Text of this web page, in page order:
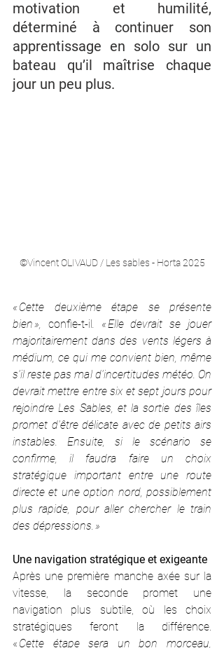
motivation et humilité,
déterminé à continuer son
apprentissage en solo sur un
bateau qu’il maîtrise chaque
jour un peu plus.
©Vincent OLIVAUD / Les sables - Horta 2025
« Cette deuxième étape se présente
bien », confie-t-il . « Elle devrait se jouer
majoritairement dans des vents légers à
médium, ce qui me convient bien, même
s’il reste pas mal d’incertitudes météo. On
devrait mettre entre six et sept jours pour
rejoindre Les Sables, et la sortie des îles
promet d’être délicate avec de petits airs
instables. Ensuite, si le scénario se
confirme, il faudra faire un choix
stratégique important entre une route
directe et une option nord, possiblement
plus rapide, pour aller chercher le train
des dépressions. »
Une navigation stratégique et exigeante
Après une première manche axée sur la
vitesse, la seconde promet une
navigation plus subtile, où les choix
stratégiques feront la différence.
« Cette étape sera un bon morceau,